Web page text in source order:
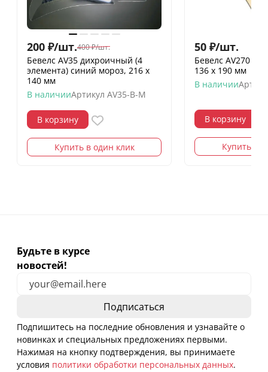
200 ₽/шт.400 ₽/шт.
Бевелс AV35 дихроичный (4
элемента) синий мороз, 216 х
140 мм
В наличииАртикул AV35-B-M
В корзину
Купить в один клик
50 ₽/шт.
Бевелс AV270
136 х 190 мм
В наличии
В корзину
Купить в
Будьте в курсе
новостей!
Подпишитесь на последние обновления и узнавайте о
новинках и специальных предложениях первыми.
Нажимая на кнопку подтверждения, вы принимаете
условия политики обработки персональных данных.